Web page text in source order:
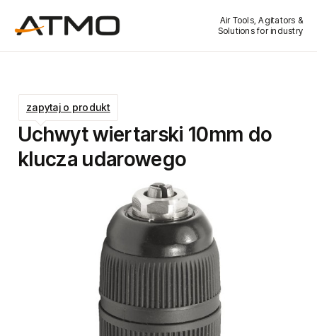
Air Tools, Agitators &
Solutions for industry
Uchwyt wiertarski 10mm do
klucza udarowego
zapytaj o produkt